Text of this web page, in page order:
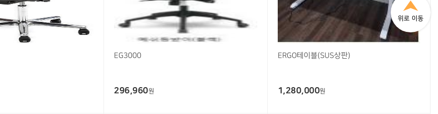
위로 이동
EG3000
296,960원
ERGO테이블(SUS상판)
1,280,000원